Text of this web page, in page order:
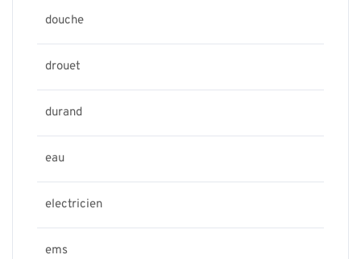
douche
drouet
durand
eau
electricien
ems